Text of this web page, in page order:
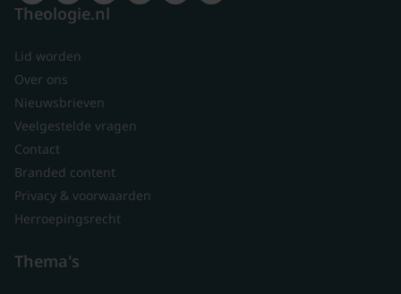
Theologie.nl
Lid worden
Over ons
Nieuwsbrieven
Veelgestelde vragen
Contact
Branded content
Privacy & voorwaarden
Herroepingsrecht
Thema's